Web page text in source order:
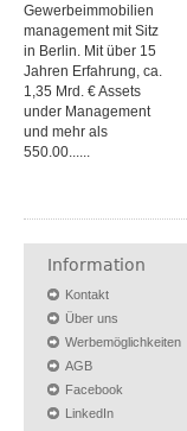
Gewerbeimmobilien
management mit Sitz
in Berlin. Mit über 15
Jahren Erfahrung, ca.
1,35 Mrd. € Assets
under Management
und mehr als
550.00......
Information
Kontakt
Über uns
Werbemöglichkeiten
AGB
Facebook
LinkedIn